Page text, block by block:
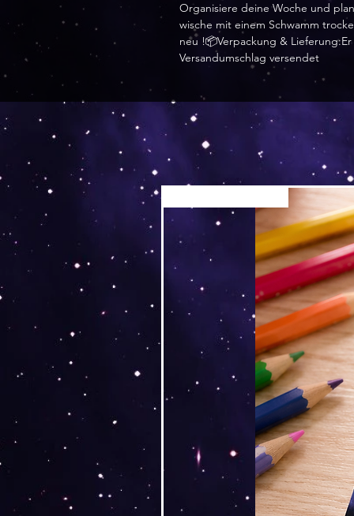
Organisiere deine Woche und
wische mit einem Schwamm
neu !📦Verpackung &
Versandumschlag versendet